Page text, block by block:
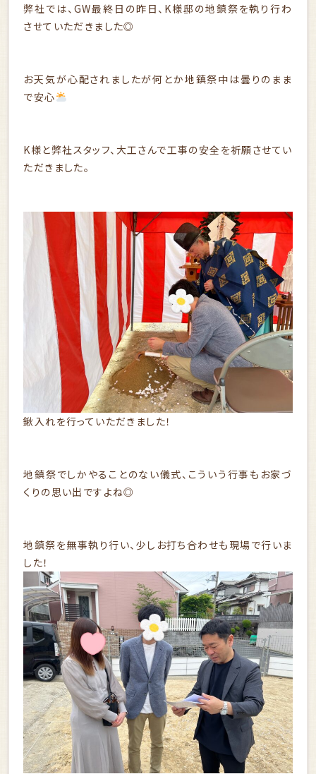
弊社では、GW最終日の昨日、K様邸の地鎮祭を執り行わ
させていただきました◎
お天気が心配されましたが何とか地鎮祭中は曇りのまま
で安心
K様と弊社スタッフ、大工さんで工事の安全を祈願させてい
ただきました。
鍬入れを行っていただきました！
地鎮祭でしかやることのない儀式、こういう行事もお家づ
くりの思い出ですよね◎
地鎮祭を無事執り行い、少しお打ち合わせも現場で行いま
した！